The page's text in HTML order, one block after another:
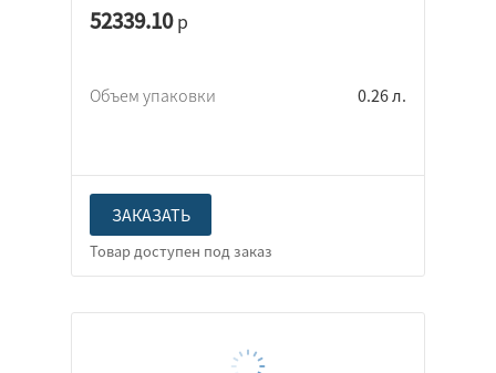
52339.10р
Объем упаковки 0.26 л.
ЗАКАЗАТЬ